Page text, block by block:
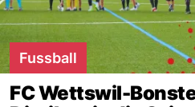
Fussball
FC Wettswil-